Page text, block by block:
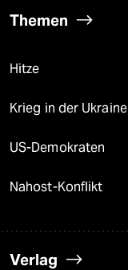
Themen
Hitze
Krieg in der Ukraine
US-Demokraten
Nahost-Konflikt
Verlag